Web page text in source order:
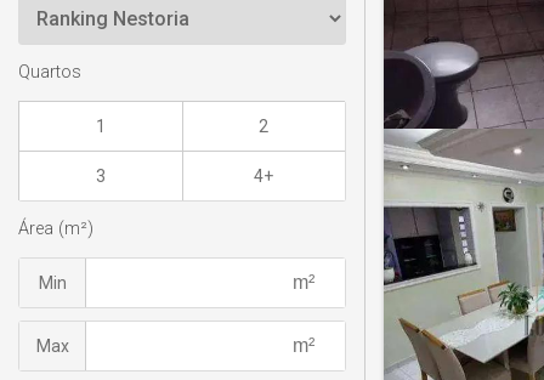
Quartos
1 2
3 4+
Área (m²)
Min
Max